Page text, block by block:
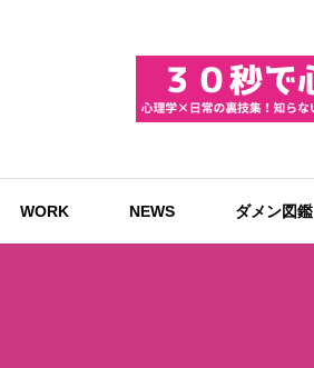
WORK NEWS ダメン図鑑